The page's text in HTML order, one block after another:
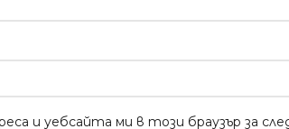
и уебсайта ми в този браузър за